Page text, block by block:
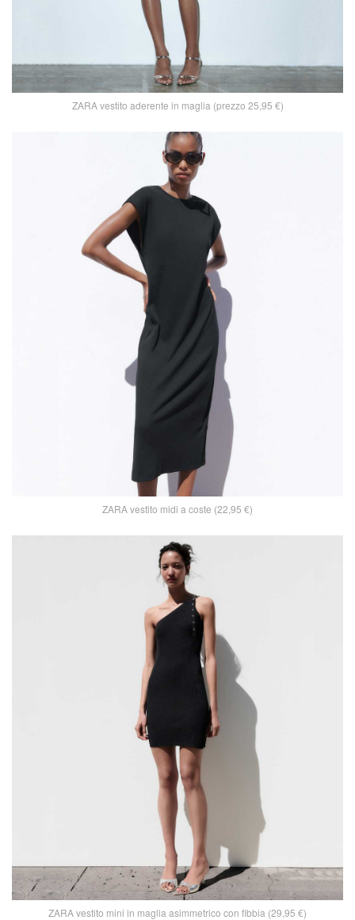
ZARA vestito aderente in maglia (prezzo 25,95 €)
ZARA vestito midi a coste (22,95 €)
ZARA vestito mini in maglia asimmetrico con fibbia (29,95 €)